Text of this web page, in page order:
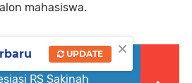
mahasiswa.
Perwakilan Rakyat Kota
RS Sakinah
×
UPDATE